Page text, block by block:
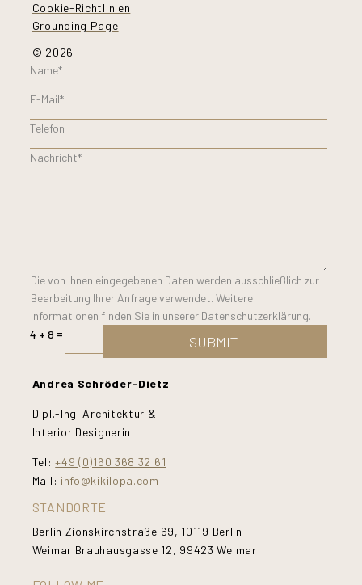
Cookie-Richtlinien
Grounding Page
© 2026
Die von Ihnen eingegebenen Daten werden ausschließlich zur
Bearbeitung Ihrer Anfrage verwendet. Weitere
Informationen finden Sie in unserer Datenschutzerklärung.
4 + 8 = SUBMIT
Andrea Schröder-Dietz
Dipl.-Ing. Architektur &
Interior Designerin
Tel:+49 (0)160 368 32 61
Mail: info@kikilopa.com
STANDORTE
Berlin Zionskirchstraße 69, 10119 Berlin
Weimar Brauhausgasse 12, 99423 Weimar